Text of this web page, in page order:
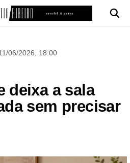
06/2026, 18:00
deixa a sala
sem precisar